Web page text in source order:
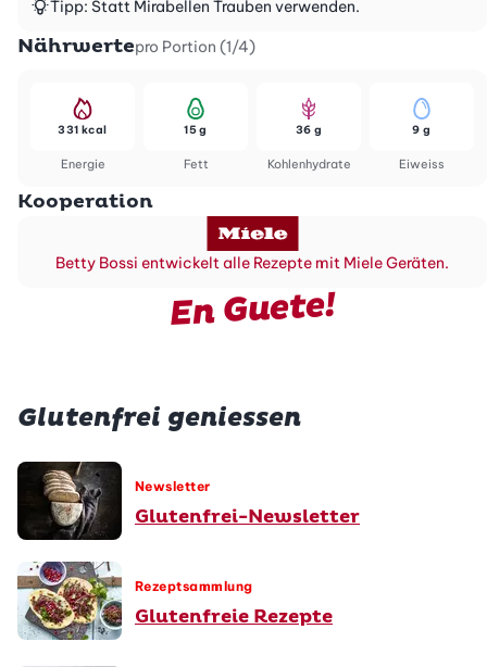
Tipp: Statt Mirabellen Trauben verwenden.
Nährwertepro Portion (1/4)
Energie
331 kcal
Fett
15 g
Kohlenhydrate
36 g
Eiweiss
9 g
Kooperation
Betty Bossi entwickelt alle Rezepte mit Miele Geräten.
En Guete!
Glutenfrei geniessen
Newsletter
Glutenfrei-Newsletter
Rezeptsammlung
Glutenfreie Rezepte